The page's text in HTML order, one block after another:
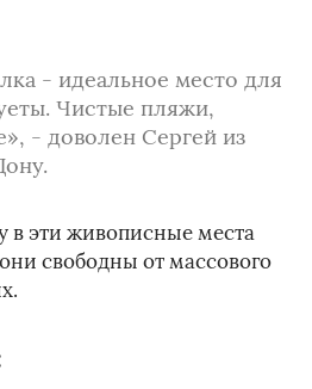
- идеальное место для
Чистые пляжи,
- доволен Сергей из
в эти живописные места
свободны от массового